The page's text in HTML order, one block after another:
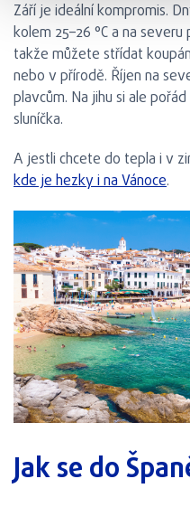
Září je ideální kompromis.
kolem 25–26 °C a na
takže můžete střídat
nebo v přírodě. Říjen na
plavcům. Na jihu si ale
sluníčka.
A jestli chcete do tepla i v
kde je hezky i na Vánoce.
Jak se do